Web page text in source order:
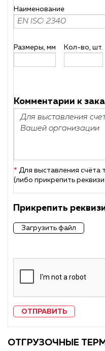
Наименование
Размеры, мм Кол-во, шт.
Комментарии к
* Для выставления счёта
(либо прикрепить
Прикрепить
Загрузить файл
ОТПРАВИТЬ
ОТГРУЗОЧНЫЕ